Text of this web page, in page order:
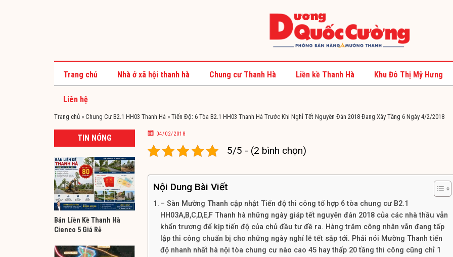
Trang chủ Nhà ở xã hội thanh hà Chung cư Thanh Hà Liền kề Thanh Hà Khu Đô Thị Mỹ Hưng
Liên hệ
Trang chủ » Chung Cư B2.1 HH03 Thanh Hà » Tiến Độ: 6 Tòa B2.1 HH03 Thanh Hà Trước Khi Nghỉ Tết Nguyên Đán 2018 Đang Xây Tầng 6 Ngày 4/2/2018
04/02/2018
5/5 - (2 bình chọn)
Nội Dung Bài Viết
– Sàn Mường Thanh cập nhật Tiến độ thi công tổ hợp 6 tòa chung cư B2.1
HH03A,B,C,D,E,F Thanh hà những ngày giáp tết nguyên đán 2018 của các nhà thầu vẫn
khẩn trương để kịp tiến độ của chủ đầu tư đề ra. Hàng trăm công nhân vẫn đang tấp
lập thi công chuẩn bị cho những ngày nghỉ lễ tết sắp tới. Phải nói Mường Thanh tiến
độ nhanh nhất hà nội tòa chung cư nào cao 45 hay thấp 20 tầng thi công cũng chỉ 1
TIN NÓNG
Bán Liền Kề Thanh Hà
Cienco 5 Giá Rẻ